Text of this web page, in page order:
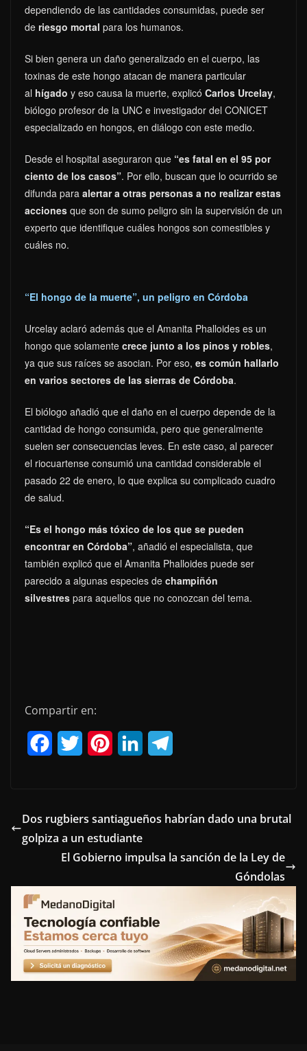
dependiendo de las cantidades consumidas, puede ser
de riesgo mortal para los humanos.
Si bien genera un daño generalizado en el cuerpo, las
toxinas de este hongo atacan de manera particular
al hígado y eso causa la muerte, explicó Carlos Urcelay,
biólogo profesor de la UNC e investigador del CONICET
especializado en hongos, en diálogo con este medio.
Desde el hospital aseguraron que “es fatal en el 95 por
ciento de los casos”. Por ello, buscan que lo ocurrido se
difunda para alertar a otras personas a no realizar estas
acciones que son de sumo peligro sin la supervisión de un
experto que identifique cuáles hongos son comestibles y
cuáles no.
“El hongo de la muerte”, un peligro en Córdoba
Urcelay aclaró además que el Amanita Phalloides es un
hongo que solamente crece junto a los pinos y robles,
ya que sus raíces se asocian. Por eso, es común hallarlo
en varios sectores de las sierras de Córdoba.
El biólogo añadió que el daño en el cuerpo depende de la
cantidad de hongo consumida, pero que generalmente
suelen ser consecuencias leves. En este caso, al parecer
el riocuartense consumió una cantidad considerable el
pasado 22 de enero, lo que explica su complicado cuadro
de salud.
“Es el hongo más tóxico de los que se pueden
encontrar en Córdoba”, añadió el especialista, que
también explicó que el Amanita Phalloides puede ser
parecido a algunas especies de champiñón
silvestres para aquellos que no conozcan del tema.
Compartir en:
e
b
o
k
t
t
e
r
t
e
r
e
s
t
k
d
I
n
e
r
a
Dos rugbiers santiagueños habrían dado una brutal
golpiza a un estudiante
El Gobierno impulsa la sanción de la Ley de
Góndolas